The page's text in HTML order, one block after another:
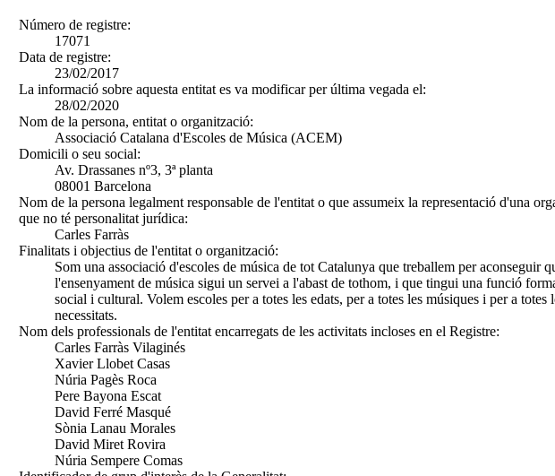
Número de registre:
17071
Data de registre:
23/02/2017
La informació sobre aquesta entitat es va modificar per última vegada el:
28/02/2020
Nom de la persona, entitat o organització:
Associació Catalana d'Escoles de Música (ACEM)
Domicili o seu social:
Av. Drassanes nº3, 3ª planta
08001 Barcelona
Nom de la persona legalment responsable de l'entitat o que assumeix la representació d'una
que no té personalitat jurídica:
Carles Farràs
Finalitats i objectius de l'entitat o organització:
Som una associació d'escoles de música de tot Catalunya que treballem per aconseguir
l'ensenyament de música sigui un servei a l'abast de tothom, i que tingui una funció
social i cultural. Volem escoles per a totes les edats, per a totes les músiques i per a totes
necessitats.
Nom dels professionals de l'entitat encarregats de les activitats incloses en el Registre:
Carles Farràs Vilaginés
Xavier Llobet Casas
Núria Pagès Roca
Pere Bayona Escat
David Ferré Masqué
Sònia Lanau Morales
David Miret Rovira
Núria Sempere Comas